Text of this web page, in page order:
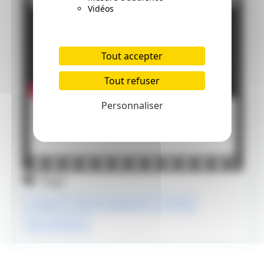
Vidéos
Tout accepter
Tout refuser
Personnaliser
Tags